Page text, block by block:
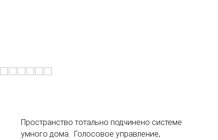
Пространство тотально подчинено системе
умного дома. Голосовое управление,